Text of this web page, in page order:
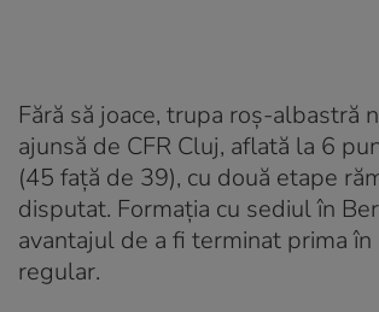
Fără să joace, trupa roș-albastră
ajunsă de CFR Cluj, aflată la 6
(45 față de 39), cu două etape
disputat. Formația cu sediul în
avantajul de a fi terminat prima
regular.